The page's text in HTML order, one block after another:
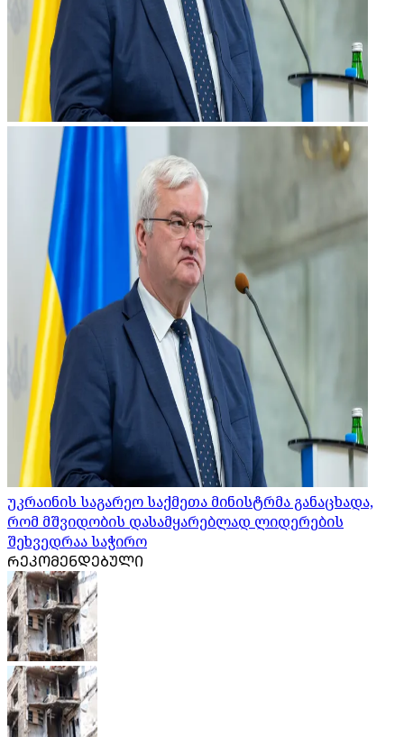
უკრაინის საგარეო საქმეთა მინისტრმა განაცხადა,
რომ მშვიდობის დასამყარებლად ლიდერების
შეხვედრაა საჭირო
ᲠᲔᲙᲝᲛᲔᲜᲓᲔᲑᲣᲚᲘ